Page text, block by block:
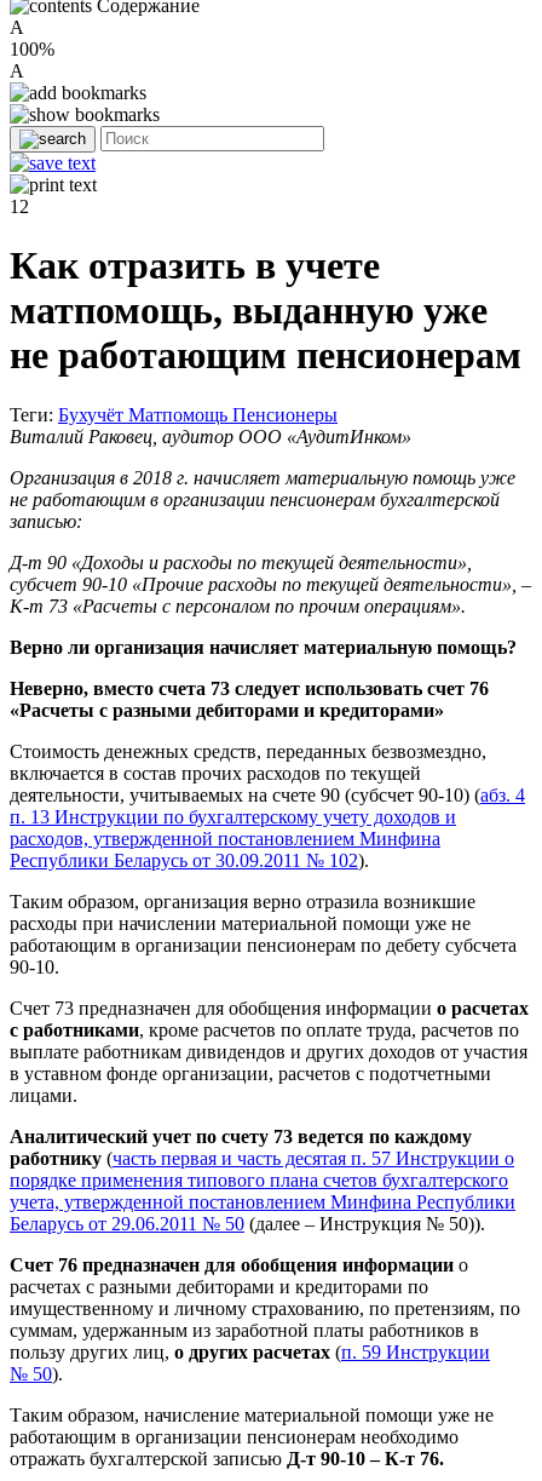
Содержание
A
100%
A
12
Как отразить в учете
матпомощь, выданную уже
не работающим пенсионерам
Теги: Бухучёт Матпомощь Пенсионеры
Виталий Раковец, аудитор ООО «АудитИнком»
Организация в 2018 г. начисляет материальную помощь уже
не работающим в организации пенсионерам бухгалтерской
записью:
Д-т 90 «Доходы и расходы по текущей деятельности»,
субсчет 90-10 «Прочие расходы по текущей деятельности», –
К-т 73 «Расчеты с персоналом по прочим операциям».
Верно ли организация начисляет материальную помощь?
Неверно, вместо счета 73 следует использовать счет 76
«Расчеты с разными дебиторами и кредиторами»
Стоимость денежных средств, переданных безвозмездно,
включается в состав прочих расходов по текущей
деятельности, учитываемых на счете 90 (субсчет 90-10) (абз. 4
п. 13 Инструкции по бухгалтерскому учету доходов и
расходов, утвержденной постановлением Минфина
Республики Беларусь от 30.09.2011 № 102).
Таким образом, организация верно отразила возникшие
расходы при начислении материальной помощи уже не
работающим в организации пенсионерам по дебету субсчета
90-10.
Счет 73 предназначен для обобщения информации о расчетах
с работниками, кроме расчетов по оплате труда, расчетов по
выплате работникам дивидендов и других доходов от участия
в уставном фонде организации, расчетов с подотчетными
лицами.
Аналитический учет по счету 73 ведется по каждому
работнику (часть первая и часть десятая п. 57 Инструкции о
порядке применения типового плана счетов бухгалтерского
учета, утвержденной постановлением Минфина Республики
Беларусь от 29.06.2011 № 50 (далее – Инструкция № 50)).
Счет 76 предназначен для обобщения информации о
расчетах с разными дебиторами и кредиторами по
имущественному и личному страхованию, по претензиям, по
суммам, удержанным из заработной платы работников в
пользу других лиц, о других расчетах (п. 59 Инструкции
№ 50).
Таким образом, начисление материальной помощи уже не
работающим в организации пенсионерам необходимо
отражать бухгалтерской записью Д-т 90-10 – К-т 76.